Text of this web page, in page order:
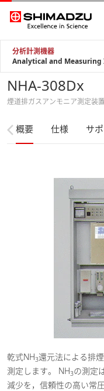
分析計測機器
Analytical and
NHA-308Dx
煙道排ガスアンモニア測定
概要 仕様 サ
乾式NH3還元法による排
測定します。 NH3の測定
減少を，信頼性の高い常